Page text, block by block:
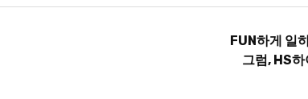
FUN하게 일
그럼, HS